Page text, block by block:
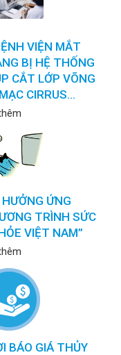
VIỆN MẮT
BỊ HỆ THỐNG
CẮT LỚP VÕNG
MẠC CIRRUS...
HƯỞNG ỨNG
TRÌNH SỨC
VIỆT NAM”
BÁO GIÁ THỦY